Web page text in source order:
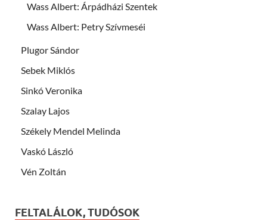
Wass Albert: Árpádházi Szentek
Wass Albert: Petry Szívmeséi
Plugor Sándor
Sebek Miklós
Sinkó Veronika
Szalay Lajos
Székely Mendel Melinda
Vaskó László
Vén Zoltán
FELTALÁLOK, TUDÓSOK